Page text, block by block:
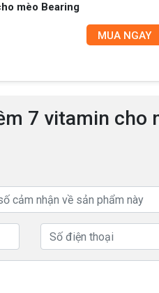
mèo Bearing
MUA NGAY
7 vitamin cho